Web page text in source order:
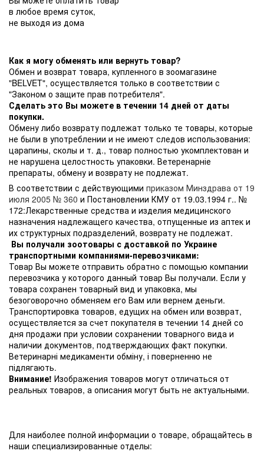
в любое время суток,
не выходя из дома
Как я могу обменять или вернуть товар?
Обмен и возврат товара, купленного в зоомагазине
"BELVET", осуществляется только в соответствии с
"Законом о защите прав потребителя".
Сделать это Вы можете в течении 14 дней от даты
покупки.
Обмену либо возврату подлежат только те товары, которые
не были в употреблении и не имеют следов использования:
царапины, сколы и т. д., товар полностью укомплектован и
не нарушена целостность упаковки. Ветеренарніе
препараты, обмену и возврату не подлежат.
В соответствии с действующими приказом Минздрава от 19
июля 2005 № 360 и Постановлении КМУ от 19.03.1994 г.. №
172:Лекарственные средства и изделия медицинского
назначения надлежащего качества, отпущенные из аптек и
их структурных подразделений, возврату не подлежат.
Вы получали зоотовары с доставкой по Украине
транспортными компаниями-перевозчиками:
Товар Вы можете отправить обратно с помощью компании
перевозчика у которого данный товар Вы получали. Если у
товара сохранен товарный вид и упаковка, мы
безоговорочно обменяем его Вам или вернем деньги.
Транспортировка товаров, едущих на обмен или возврат,
осуществляется за счет покупателя в течении 14 дней со
дня продажи при условии сохранении товарного вида и
наличии документов, подтверждающих факт покупки.
Ветеринарні медикаменти обміну, і поверненню не
підлягають.
Внимание! Изображения товаров могут отличаться от
реальных товаров, а описания могут быть не актуальными.
Для наиболее полной информации о товаре, обращайтесь в
наши специализированные отделы: